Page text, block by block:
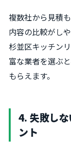
複数社から見積
内容の比較がし
杉並区キッチン
富な業者を選ぶ
もらえます。
4. 失敗し
ント